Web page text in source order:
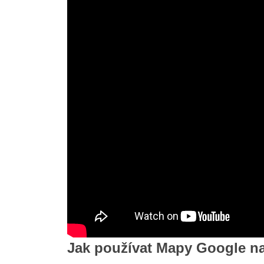
Jak používat Mapy Google